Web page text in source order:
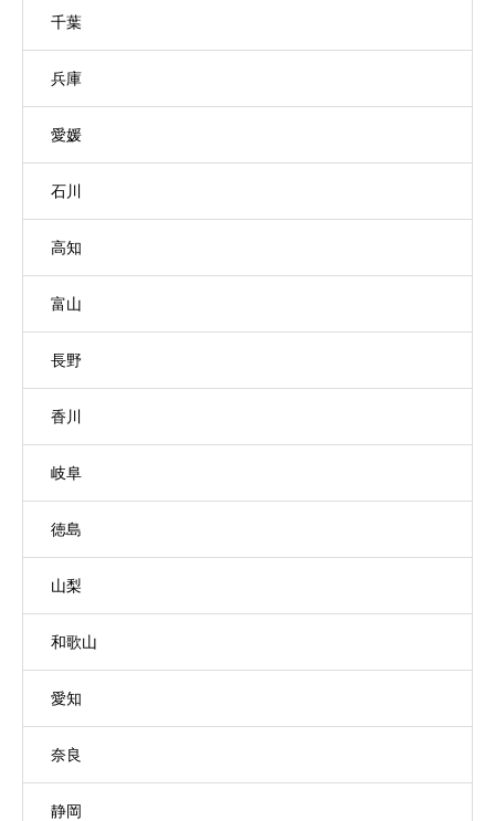
千葉
兵庫
愛媛
石川
高知
富山
長野
香川
岐阜
徳島
山梨
和歌山
愛知
奈良
静岡